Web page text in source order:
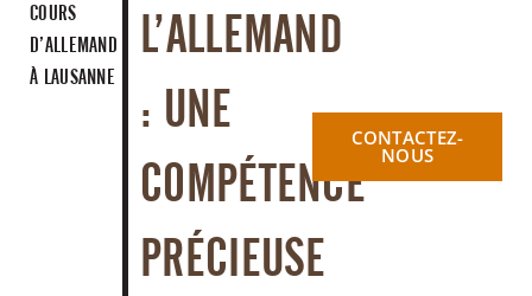
COURS
D’ALLEMAND
À LAUSANNE
L’ALLEMAND
: UNE
COMPÉTENCE
PRÉCIEUSE
CONTACTEZ-
NOUS